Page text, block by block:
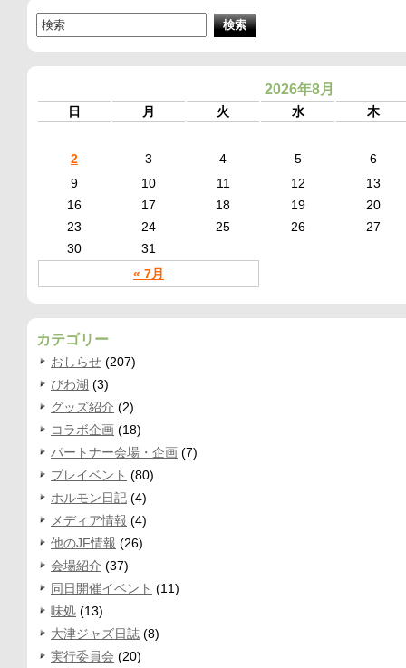
2026年8月
日 月 火 水 木
« 7月
2 3 4 5
6
9
10 11 12
13
16
17 18 19
20
23
24 25 26
27
30
31
カテゴリー
おしらせ (207)
びわ湖 (3)
グッズ紹介 (2)
コラボ企画 (18)
パートナー会場・企画 (7)
プレイベント (80)
ホルモン日記 (4)
メディア情報 (4)
他のJF情報 (26)
会場紹介 (37)
同日開催イベント (11)
味処 (13)
大津ジャズ日誌 (8)
実行委員会 (20)